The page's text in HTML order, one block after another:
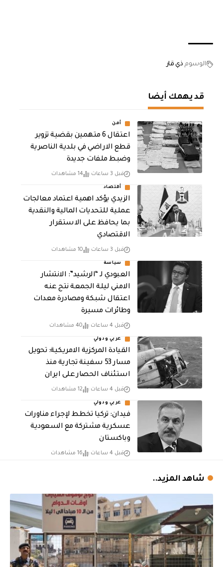
الوسوم ذي قار
قد يهمك أيضا
أمن
اعتقال 6 متهمين بقضية تزوير
قطع الاراضي في بلدية الناصرية
وضبط ملفات جديدة
قبل 3 ساعات 14 مشاهدات
أقتصاد
الزيدي يؤكد اهمية اعتماد معالجات
عملية للتحديات المالية والنقدية
بما يحافظ على الاستقرار
الاقتصادي
قبل 3 ساعات 10 مشاهدات
سياسة
العبودي لـ “الرشيد”: الانتشار
الامني ليلة الجمعة نتج عنه
اعتقال شبكة ومصادرة معدات
وطائرات مسيرة
قبل 4 ساعات 40 مشاهدات
عربي ودولي
القيادة المركزية الامريكية: تحويل
مسار 53 سفينة تجارية منذ
استئناف الحصار على ايران
قبل 4 ساعات 12 مشاهدات
عربي ودولي
فيدان: تركيا تخطط لإجراء مناورات
عسكرية مشتركة مع السعودية
وباكستان
قبل 4 ساعات 16 مشاهدات
شاهد المزيد..